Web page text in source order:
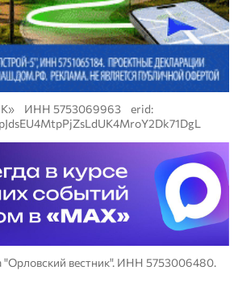
ИНН 5753069963 erid:
"Орловский вестник". ИНН 5753006480.